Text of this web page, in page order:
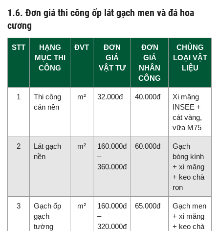
1.6. Đơn giá thi công ốp lát gạch men và đá hoa
cương
STT
HẠNG
MỤC THI
CÔNG
ĐVT
ĐƠN
GIÁ
VẬT TƯ
ĐƠN
GIÁ
NHÂN
CÔNG
CHỦNG
LOẠI VẬT
LIỆU
1
Thi công
cán nền
m² 32.000đ 40.000đ
Xi măng
INSEE +
cát vàng,
vữa M75
2
Lát gạch
nền
m²
160.000đ
–
360.000đ
60.000đ
Gạch
bóng kính
+ xi măng
+ keo chà
ron
3
Gạch ốp
gạch
tường
m²
160.000đ
–
320.000đ
65.000đ
Gạch men
+ xi măng
+ keo chà